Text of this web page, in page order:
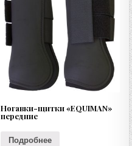
Ногавки-щитки «EQUIMAN»
передние
Подробнее